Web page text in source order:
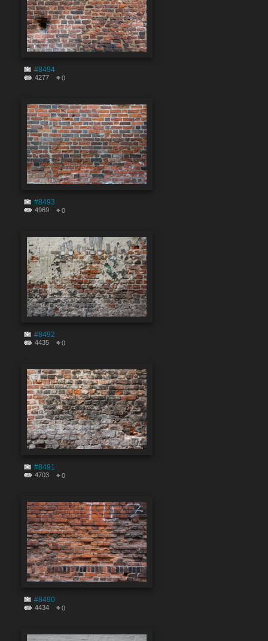
#8494
4277 0
#8493
4969 0
#8492
4435 0
#8491
4703 0
#8490
4434 0